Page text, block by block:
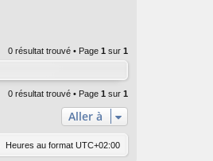
0 résultat trouvé • Page 1 sur 1
0 résultat trouvé • Page 1 sur 1
Aller à
Heures au format UTC+02:00